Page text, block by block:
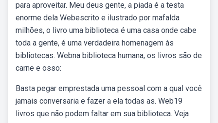
para aproveitar. Meu deus gente, a piada é a testa
enorme dela Webescrito e ilustrado por mafalda
milhões, o livro uma biblioteca é uma casa onde cabe
toda a gente, é uma verdadeira homenagem às
bibliotecas. Webna biblioteca humana, os livros são de
carne e osso:
Basta pegar emprestada uma pessoal com a qual você
jamais conversaria e fazer a ela todas as. Web19
livros que não podem faltar em sua biblioteca. Veja